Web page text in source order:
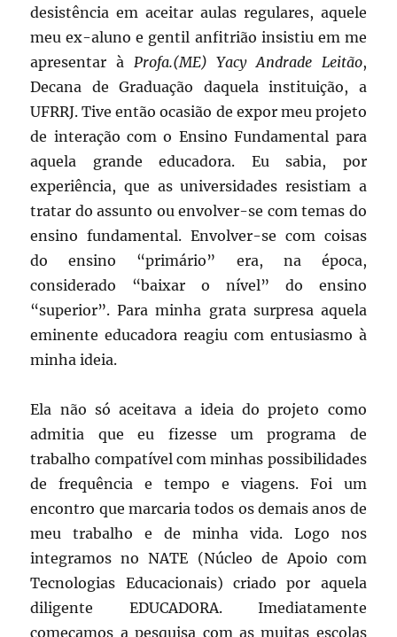
desistência em aceitar aulas regulares, aquele
meu ex-aluno e gentil anfitrião insistiu em me
apresentar à Profa.(ME) Yacy Andrade Leitão,
Decana de Graduação daquela instituição, a
UFRRJ. Tive então ocasião de expor meu projeto
de interação com o Ensino Fundamental para
aquela grande educadora. Eu sabia, por
experiência, que as universidades resistiam a
tratar do assunto ou envolver-se com temas do
ensino fundamental. Envolver-se com coisas
do ensino “primário” era, na época,
considerado “baixar o nível” do ensino
“superior”. Para minha grata surpresa aquela
eminente educadora reagiu com entusiasmo à
minha ideia.
Ela não só aceitava a ideia do projeto como
admitia que eu fizesse um programa de
trabalho compatível com minhas possibilidades
de frequência e tempo e viagens. Foi um
encontro que marcaria todos os demais anos de
meu trabalho e de minha vida. Logo nos
integramos no NATE (Núcleo de Apoio com
Tecnologias Educacionais) criado por aquela
diligente EDUCADORA. Imediatamente
começamos a pesquisa com as muitas escolas